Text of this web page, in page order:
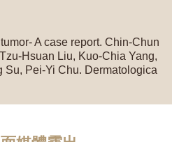
A case report. Chin-Chun
Hsuan Liu, Kuo-Chia Yang,
Su, Pei-Yi Chu. Dermatologica